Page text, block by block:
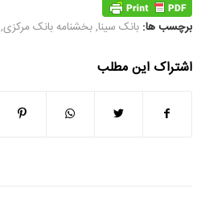
برچسب ها: بانک سینا,بخشنامه بانک مرکزی,
اشتراک این مطلب